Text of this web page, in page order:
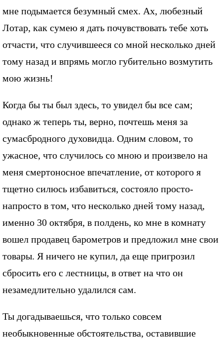
мне подымается безумный смех. Ах, любезный
Лотар, как сумею я дать почувствовать тебе хоть
отчасти, что случившееся со мной несколько дней
тому назад и впрямь могло губительно возмутить
мою жизнь!
Когда бы ты был здесь, то увидел бы все сам;
однако ж теперь ты, верно, почтешь меня за
сумасбродного духовидца. Одним словом, то
ужасное, что случилось со мною и произвело на
меня смертоносное впечатление, от которого я
тщетно силюсь избавиться, состояло просто-
напросто в том, что несколько дней тому назад,
именно 30 октября, в полдень, ко мне в комнату
вошел продавец барометров и предложил мне свои
товары. Я ничего не купил, да еще пригрозил
сбросить его с лестницы, в ответ на что он
незамедлительно удалился сам.
Ты догадываешься, что только совсем
необыкновенные обстоятельства, оставившие